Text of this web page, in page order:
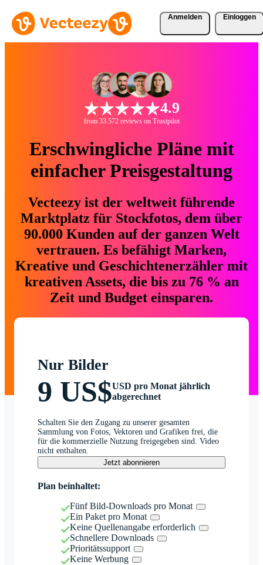
Anmelden Einloggen
4.9
from 33.572 reviews on Trustpilot
Erschwingliche Pläne mit
einfacher Preisgestaltung
Vecteezy ist der weltweit führende
Marktplatz für Stockfotos, dem über
90.000 Kunden auf der ganzen Welt
vertrauen. Es befähigt Marken,
Kreative und Geschichtenerzähler mit
kreativen Assets, die bis zu 76 % an
Zeit und Budget einsparen.
Nur Bilder
9 US$USD pro Monat jährlich
abgerechnet
Schalten Sie den Zugang zu unserer gesamten
Sammlung von Fotos, Vektoren und Grafiken frei, die
für die kommerzielle Nutzung freigegeben sind. Video
nicht enthalten.
Jetzt abonnieren
Plan beinhaltet:
Fünf Bild-Downloads pro Monat
Ein Paket pro Monat
Keine Quellenangabe erforderlich
Schnellere Downloads
Prioritätssupport
Keine Werbung